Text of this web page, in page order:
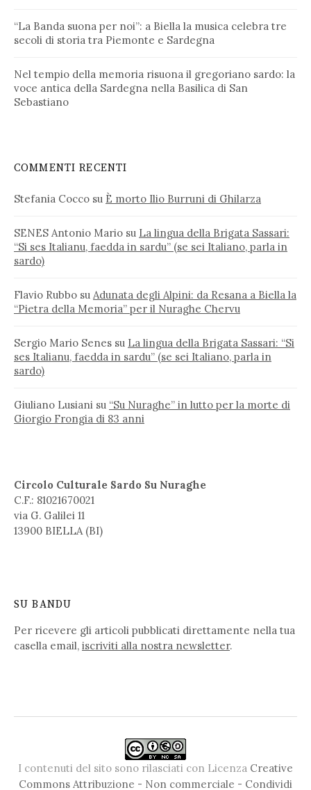
“La Banda suona per noi”: a Biella la musica celebra tre
secoli di storia tra Piemonte e Sardegna
Nel tempio della memoria risuona il gregoriano sardo: la
voce antica della Sardegna nella Basilica di San
Sebastiano
COMMENTI RECENTI
Stefania Cocco su È morto Ilio Burruni di Ghilarza
SENES Antonio Mario su La lingua della Brigata Sassari:
“Si ses Italianu, faedda in sardu” (se sei Italiano, parla in
sardo)
Flavio Rubbo su Adunata degli Alpini: da Resana a Biella la
“Pietra della Memoria” per il Nuraghe Chervu
Sergio Mario Senes su La lingua della Brigata Sassari: “Si
ses Italianu, faedda in sardu” (se sei Italiano, parla in
sardo)
Giuliano Lusiani su “Su Nuraghe” in lutto per la morte di
Giorgio Frongia di 83 anni
Circolo Culturale Sardo Su Nuraghe
C.F.: 81021670021
via G. Galilei 11
13900 BIELLA (BI)
SU BANDU
Per ricevere gli articoli pubblicati direttamente nella tua
casella email, iscriviti alla nostra newsletter.
I contenuti del sito sono rilasciati con Licenza Creative
Commons Attribuzione - Non commerciale - Condividi